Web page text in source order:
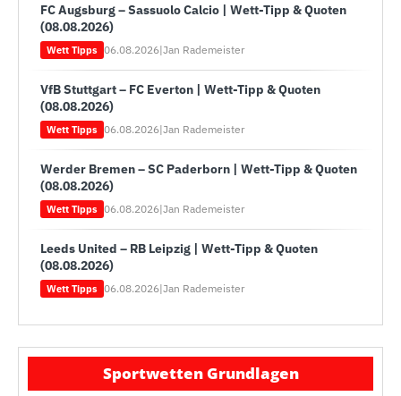
FC Augsburg – Sassuolo Calcio | Wett-Tipp & Quoten
(08.08.2026)
Wett Tipps 06.08.2026|Jan Rademeister
VfB Stuttgart – FC Everton | Wett-Tipp & Quoten
(08.08.2026)
Wett Tipps 06.08.2026|Jan Rademeister
Werder Bremen – SC Paderborn | Wett-Tipp & Quoten
(08.08.2026)
Wett Tipps 06.08.2026|Jan Rademeister
Leeds United – RB Leipzig | Wett-Tipp & Quoten
(08.08.2026)
Wett Tipps 06.08.2026|Jan Rademeister
Sportwetten Grundlagen